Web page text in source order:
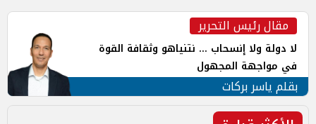
مقال رئيس التحرير
لا دولة ولا إنسحاب ... نتنياهو وثقافة القوة
في مواجهة المجهول
بقلم ياسر بركات